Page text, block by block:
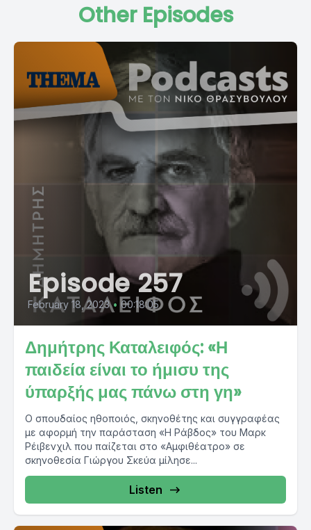
Other Episodes
Episode 257
February 18, 2023 • 00:18:05
Δημήτρης Καταλειφός: «Η
παιδεία είναι το ήμισυ της
ύπαρξής μας πάνω στη γη»
Ο σπουδαίος ηθοποιός, σκηνοθέτης και συγγραφέας
με αφορμή την παράσταση «Η Ράβδος» του Μαρκ
Ρέιβενχιλ που παίζεται στο «Αμφιθέατρο» σε
σκηνοθεσία Γιώργου Σκεύα μίλησε...
Listen